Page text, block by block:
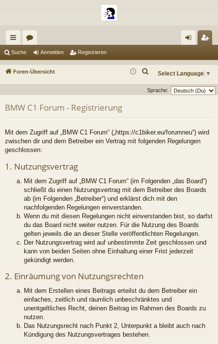
ch
ne
ug
riff
en m
de
ist
re
Suche Anmelden Registrieren
Foren-Übersicht Select Language ▼
c
Sprache:
BMW C1 Forum - Registrierung
Mit dem Zugriff auf „BMW C1 Forum“ („https://c1biker.eu/forumneu“) wird
zwischen dir und dem Betreiber ein Vertrag mit folgenden Regelungen
geschlossen:
1. Nutzungsvertrag
Mit dem Zugriff auf „BMW C1 Forum“ (im Folgenden „das Board“)
schließt du einen Nutzungsvertrag mit dem Betreiber des Boards
ab (im Folgenden „Betreiber“) und erklärst dich mit den
nachfolgenden Regelungen einverstanden.
Wenn du mit diesen Regelungen nicht einverstanden bist, so darfst
du das Board nicht weiter nutzen. Für die Nutzung des Boards
gelten jeweils die an dieser Stelle veröffentlichten Regelungen.
Der Nutzungsvertrag wird auf unbestimmte Zeit geschlossen und
kann von beiden Seiten ohne Einhaltung einer Frist jederzeit
gekündigt werden.
2. Einräumung von Nutzungsrechten
Mit dem Erstellen eines Beitrags erteilst du dem Betreiber ein
einfaches, zeitlich und räumlich unbeschränktes und
unentgeltliches Recht, deinen Beitrag im Rahmen des Boards zu
nutzen.
Das Nutzungsrecht nach Punkt 2, Unterpunkt a bleibt auch nach
Kündigung des Nutzungsvertrages bestehen.